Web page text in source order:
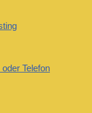
Telefon